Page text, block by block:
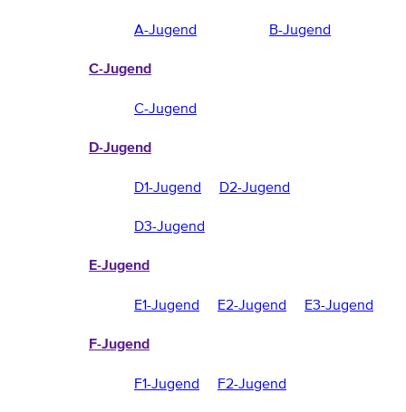
A-Jugend B-Jugend
C-Jugend
C-Jugend
D-Jugend
D1-Jugend
D2-Jugend
D3-Jugend
E-Jugend
E1-Jugend E2-Jugend E3-Jugend
F-Jugend
F1-Jugend F2-Jugend